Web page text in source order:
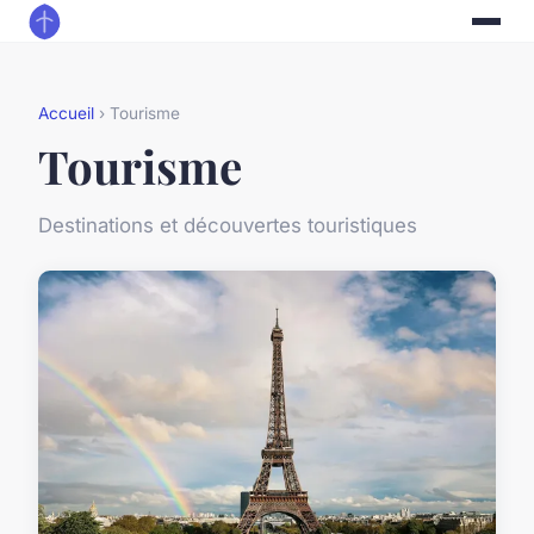
Accueil › Tourisme
Tourisme
Destinations et découvertes touristiques